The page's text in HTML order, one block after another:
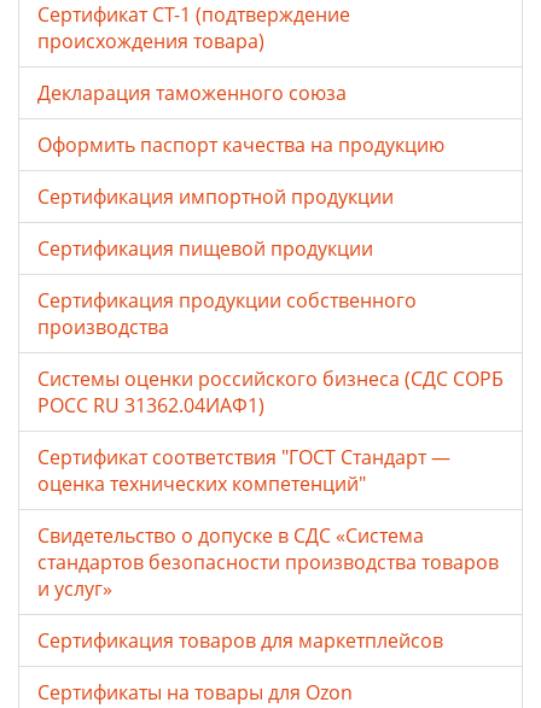
Сертификат СТ-1 (подтверждение
происхождения товара)
Декларация таможенного союза
Оформить паспорт качества на продукцию
Сертификация импортной продукции
Сертификация пищевой продукции
Сертификация продукции собственного
производства
Системы оценки российского бизнеса (СДС СОРБ
РОСС RU 31362.04ИАФ1)
Сертификат соответствия "ГОСТ Стандарт —
оценка технических компетенций"
Свидетельство о допуске в СДС «Система
стандартов безопасности производства товаров
и услуг»
Сертификация товаров для маркетплейсов
Cертификаты на товары для Ozon